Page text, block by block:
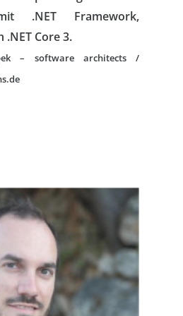
.NET Framework,
Core 3.
– software architects /